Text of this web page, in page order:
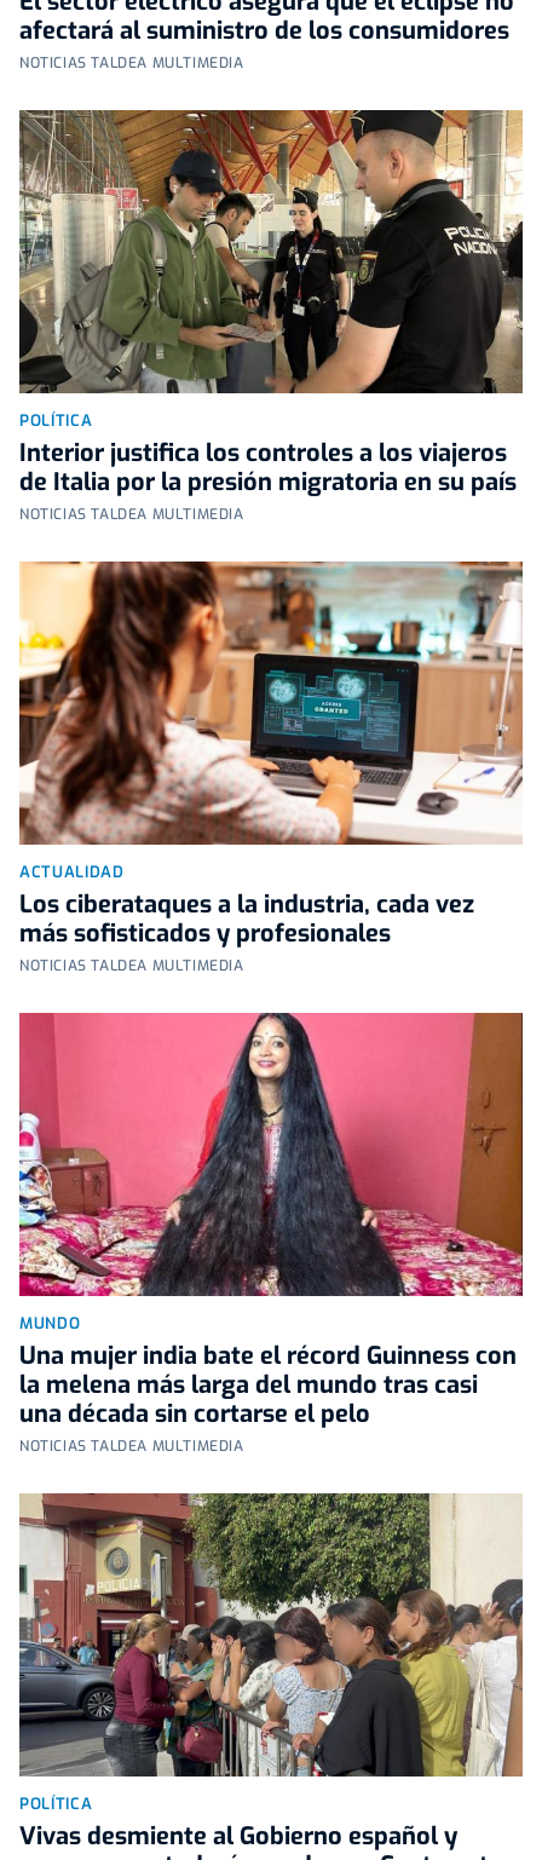
afectará al suministro de los consumidores
NOTICIAS TALDEA MULTIMEDIA
POLÍTICA
Interior justifica los controles a los viajeros
de Italia por la presión migratoria en su país
NOTICIAS TALDEA MULTIMEDIA
ACTUALIDAD
Los ciberataques a la industria, cada vez
más sofisticados y profesionales
NOTICIAS TALDEA MULTIMEDIA
MUNDO
Una mujer india bate el récord Guinness con
la melena más larga del mundo tras casi
una década sin cortarse el pelo
NOTICIAS TALDEA MULTIMEDIA
POLÍTICA
Vivas desmiente al Gobierno español y